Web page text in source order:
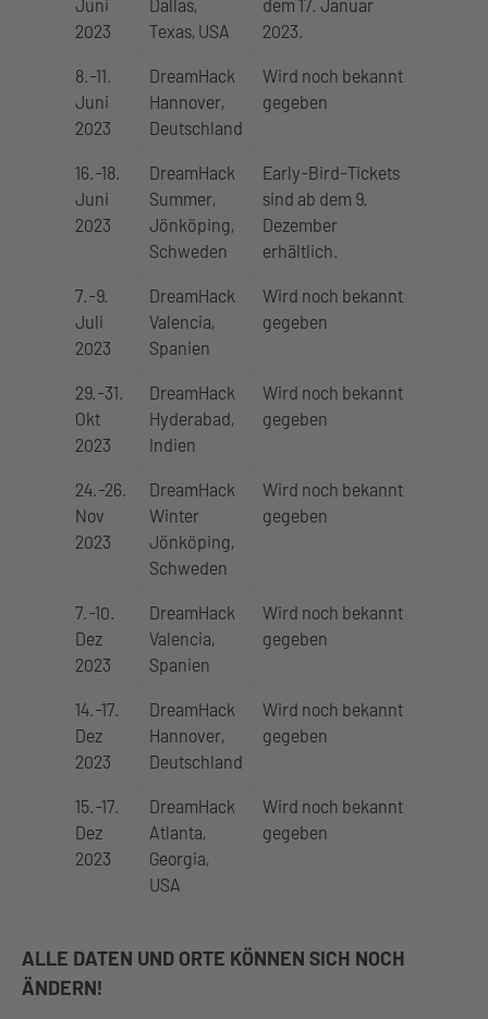
Juni
2023
Dallas,
Texas, USA
dem 17. Januar
2023.
8.-11.
Juni
2023
DreamHack
Hannover,
Deutschland
Wird noch bekannt
gegeben
16.-18.
Juni
2023
DreamHack
Summer,
Jönköping,
Schweden
Early-Bird-Tickets
sind ab dem 9.
Dezember
erhältlich.
7.-9.
Juli
2023
DreamHack
Valencia,
Spanien
Wird noch bekannt
gegeben
29.-31.
Okt
2023
DreamHack
Hyderabad,
Indien
Wird noch bekannt
gegeben
24.-26.
Nov
2023
DreamHack
Winter
Jönköping,
Schweden
Wird noch bekannt
gegeben
7.-10.
Dez
2023
DreamHack
Valencia,
Spanien
Wird noch bekannt
gegeben
14.-17.
Dez
2023
DreamHack
Hannover,
Deutschland
Wird noch bekannt
gegeben
15.-17.
Dez
2023
DreamHack
Atlanta,
Georgia,
USA
Wird noch bekannt
gegeben
ALLE DATEN UND ORTE KÖNNEN SICH NOCH
ÄNDERN!